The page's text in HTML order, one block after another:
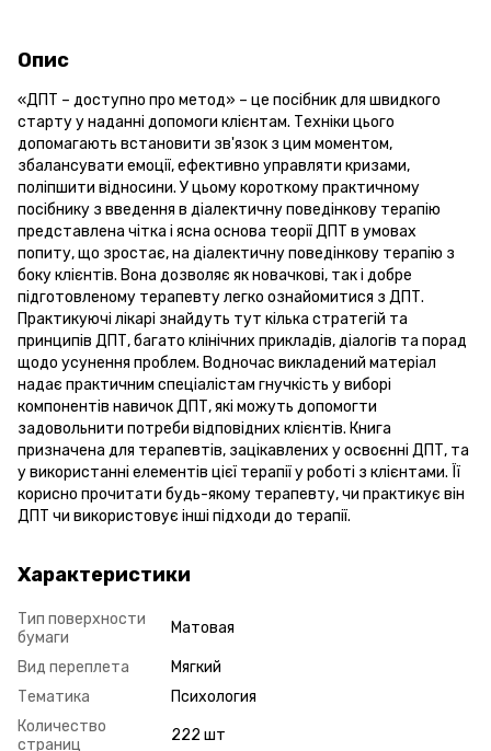
Опис
«ДПТ – доступно про метод» – це посібник для швидкого
старту у наданні допомоги клієнтам. Техніки цього
допомагають встановити зв'язок з цим моментом,
збалансувати емоції, ефективно управляти кризами,
поліпшити відносини. У цьому короткому практичному
посібнику з введення в діалектичну поведінкову терапію
представлена чітка і ясна основа теорії ДПТ в умовах
попиту, що зростає, на діалектичну поведінкову терапію з
боку клієнтів. Вона дозволяє як новачкові, так і добре
підготовленому терапевту легко ознайомитися з ДПТ.
Практикуючі лікарі знайдуть тут кілька стратегій та
принципів ДПТ, багато клінічних прикладів, діалогів та порад
щодо усунення проблем. Водночас викладений матеріал
надає практичним спеціалістам гнучкість у виборі
компонентів навичок ДПТ, які можуть допомогти
задовольнити потреби відповідних клієнтів. Книга
призначена для терапевтів, зацікавлених у освоєнні ДПТ, та
у використанні елементів цієї терапії у роботі з клієнтами. Її
корисно прочитати будь-якому терапевту, чи практикує він
ДПТ чи використовує інші підходи до терапії.
Характеристики
Тип поверхности
бумаги
Матовая
Вид переплета
Мягкий
Тематика
Психология
Количество
страниц
222 шт